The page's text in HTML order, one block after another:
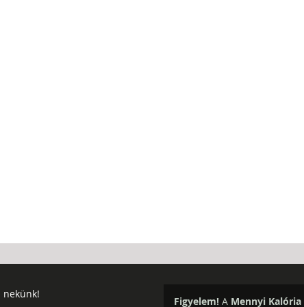
nekünk!
Figyelem! A Mennyi Kalória